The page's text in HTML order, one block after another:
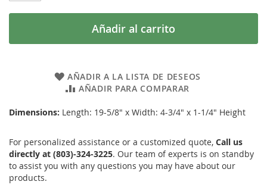
Añadir al carrito
AÑADIR A LA LISTA DE DESEOS
AÑADIR PARA COMPARAR
Dimensions: Length: 19-5/8" x Width: 4-3/4" x 1-1/4" Height
For personalized assistance or a customized quote, Call us
directly at (803)-324-3225. Our team of experts is on standby
to assist you with any questions you may have about our
products.